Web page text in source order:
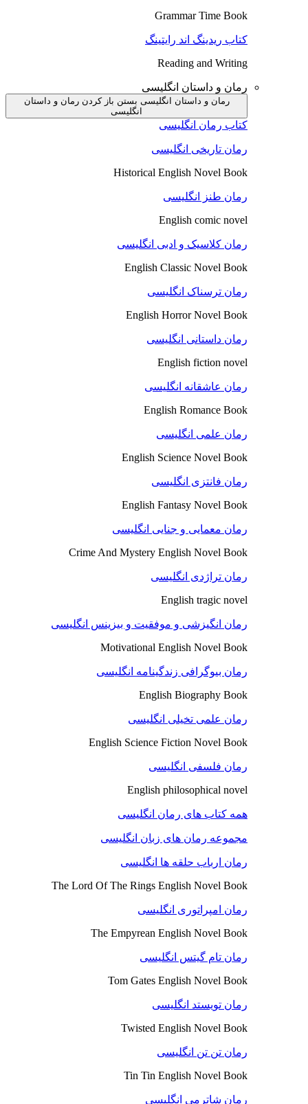
Grammar Time Book
کتاب ریدینگ اند رایتینگ
Reading and Writing
رمان و داستان انگلیسی
رمان و داستان انگلیسی بستن باز کردن رمان و داستان
انگلیسی
کتاب رمان انگلیسی
رمان تاریخی انگلیسی
Historical English Novel Book
رمان طنز انگلیسی
English comic novel
رمان کلاسیک و ادبی انگلیسی
English Classic Novel Book
رمان ترسناک انگلیسی
English Horror Novel Book
رمان داستانی انگلیسی
English fiction novel
رمان عاشقانه انگلیسی
English Romance Book
رمان علمی انگلیسی
English Science Novel Book
رمان فانتزی انگلیسی
English Fantasy Novel Book
رمان معمایی و جنایی انگلیسی
Crime And Mystery English Novel Book
رمان تراژدی انگلیسی
English tragic novel
رمان انگیزشی و موفقیت و بیزینس انگلیسی
Motivational English Novel Book
رمان بیوگرافی زندگینامه انگلیسی
English Biography Book
رمان علمی تخیلی انگلیسی
English Science Fiction Novel Book
رمان فلسفی انگلیسی
English philosophical novel
همه کتاب های رمان انگلیسی
مجموعه رمان های زبان انگلیسی
رمان ارباب حلقه ها انگلیسی
The Lord Of The Rings English Novel Book
رمان امپراتوری انگلیسی
The Empyrean English Novel Book
رمان تام گیتس انگلیسی
Tom Gates English Novel Book
رمان تویستد انگلیسی
Twisted English Novel Book
رمان تن تن انگلیسی
Tin Tin English Novel Book
رمان شاترمی انگلیسی